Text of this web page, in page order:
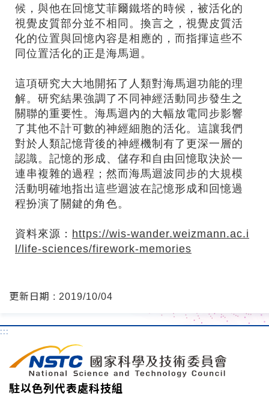
候，與他在回憶艾菲爾鐵塔的時候，被活化的
視覺皮質部分並不相同。換言之，視覺皮質活
化的位置與回憶內容是相應的，而指揮這些不
同位置活化的正是海馬迴。
這項研究大大地開拓了人類對海馬迴功能的理
解。研究結果強調了不同神經活動同步發生之
關聯的重要性。海馬迴內的大幅放電同步影響
了其他不計可數的神經細胞的活化。這讓我們
對於人類記憶背後的神經機制有了更深一層的
認識。記憶的形成、儲存和自由回憶取決於一
連串複雜的過程；然而海馬迴波同步的大規模
活動明確地指出這些迴波在記憶形成和回憶過
程扮演了關鍵的角色。
資料來源： https://wis-wander.weizmann.ac.i
l/life-sciences/firework-memories
更新日期 : 2019/10/04
:::
駐以色列代表處科技組